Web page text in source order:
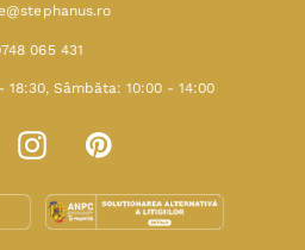
065 431
18:30, Sâmbăta: 10:00 - 14:00